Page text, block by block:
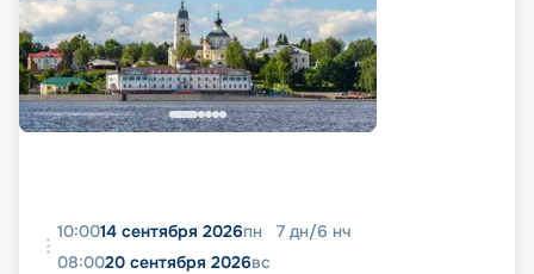
10:0014 сентября 2026пн 7 дн/6 нч
08:0020 сентября 2026вс